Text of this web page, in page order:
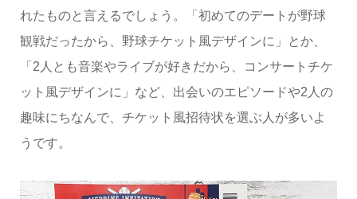
れたものと言えるでしょう。「初めてのデートが野球
観戦だったから、野球チケット風デザインに」とか、
「2人とも音楽やライブが好きだから、コンサートチケ
ット風デザインに」など、出会いのエピソードや2人の
趣味にちなんで、チケット風招待状を選ぶ人が多いよ
うです。